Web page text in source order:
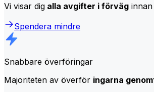
Vi visar dig alla avgifter i förväg
Spendera mindre
Snabbare överföringar
Majoriteten av överför ingarna